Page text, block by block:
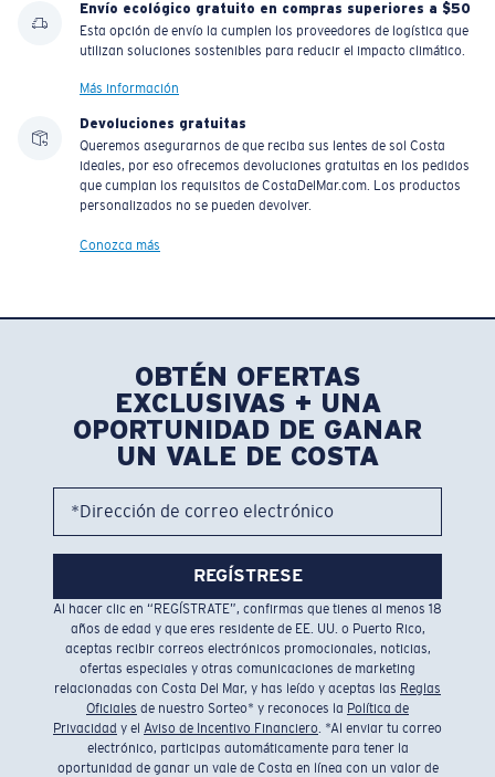
Envío ecológico gratuito en compras superiores a $50
Esta opción de envío la cumplen los proveedores de logística que
utilizan soluciones sostenibles para reducir el impacto climático.
Más información
Devoluciones gratuitas
Queremos asegurarnos de que reciba sus lentes de sol Costa
ideales, por eso ofrecemos devoluciones gratuitas en los pedidos
que cumplan los requisitos de CostaDelMar.com. Los productos
personalizados no se pueden devolver.
Conozca más
OBTÉN OFERTAS
EXCLUSIVAS + UNA
OPORTUNIDAD DE GANAR
UN VALE DE COSTA
*Dirección de correo electrónico
REGÍSTRESE
Al hacer clic en “REGÍSTRATE”, confirmas que tienes al menos 18
años de edad y que eres residente de EE. UU. o Puerto Rico,
aceptas recibir correos electrónicos promocionales, noticias,
ofertas especiales y otras comunicaciones de marketing
relacionadas con Costa Del Mar, y has leído y aceptas las Reglas
Oficiales de nuestro Sorteo* y reconoces la Política de
Privacidad y el Aviso de Incentivo Financiero. *Al enviar tu correo
electrónico, participas automáticamente para tener la
oportunidad de ganar un vale de Costa en línea con un valor de